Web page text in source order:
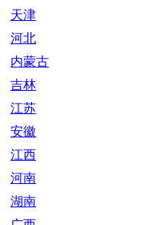
天津
河北
内蒙古
吉林
江苏
安徽
江西
河南
湖南